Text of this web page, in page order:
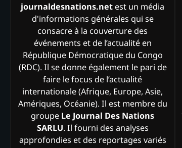
journaldesnations.net est un média
d'informations générales qui se
consacre à la couverture des
événements et de l’actualité en
République Démocratique du Congo
(RDC). Il se donne également le pari de
faire le focus de l’actualité
internationale (Afrique, Europe, Asie,
Amériques, Océanie). Il est membre du
groupe Le Journal Des Nations
SARLU. Il fourni des analyses
approfondies et des reportages variés